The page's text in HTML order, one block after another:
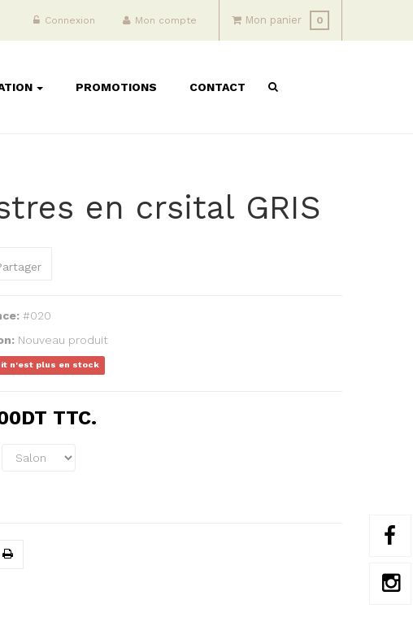
Mon panier 0
Connexion Mon compte
PROMOTIONS CONTACT
en crsital GRIS
#020
Nouveau produit
n'est plus en stock
TTC.